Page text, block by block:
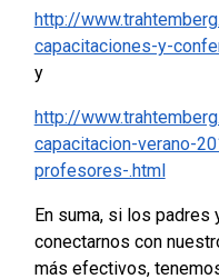
http://
capacitaciones-y-
y
http://
capacitacion-verano-
profesores-.html
En suma, si los
conectarnos con
más efectivos,